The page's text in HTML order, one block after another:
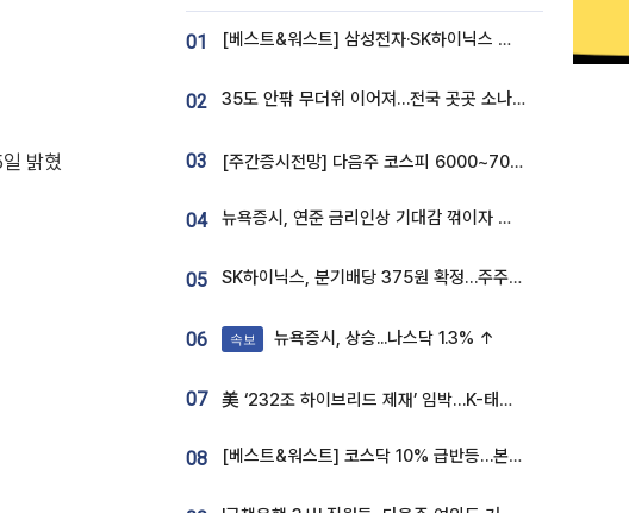
밝혔
01 [베스트&워스트] 삼성전자·SK하이닉스 밀린 한 주…상상인증권은 85% 급등
02 35도 안팎 무더위 이어져…전국 곳곳 소나기 [오늘 날씨]
03 [주간증시전망] 다음주 코스피 6000~7000⋯“外人 수급은 정책이 변수”
04 뉴욕증시, 연준 금리인상 기대감 꺾이자 상승...S&P500 사상 최고치 [종합]
05 SK하이닉스, 분기배당 375원 확정…주주환원책 9월로 앞당겨 발표
06 속보 뉴욕증시, 상승...나스닥 1.3% ↑
07 美 ‘232조 하이브리드 제재’ 임박…K-태양광, 불확실성 털고 날개 다나
08 [베스트&워스트] 코스닥 10% 급반등…본느, 최대주주 변경 기대에 270% 폭등